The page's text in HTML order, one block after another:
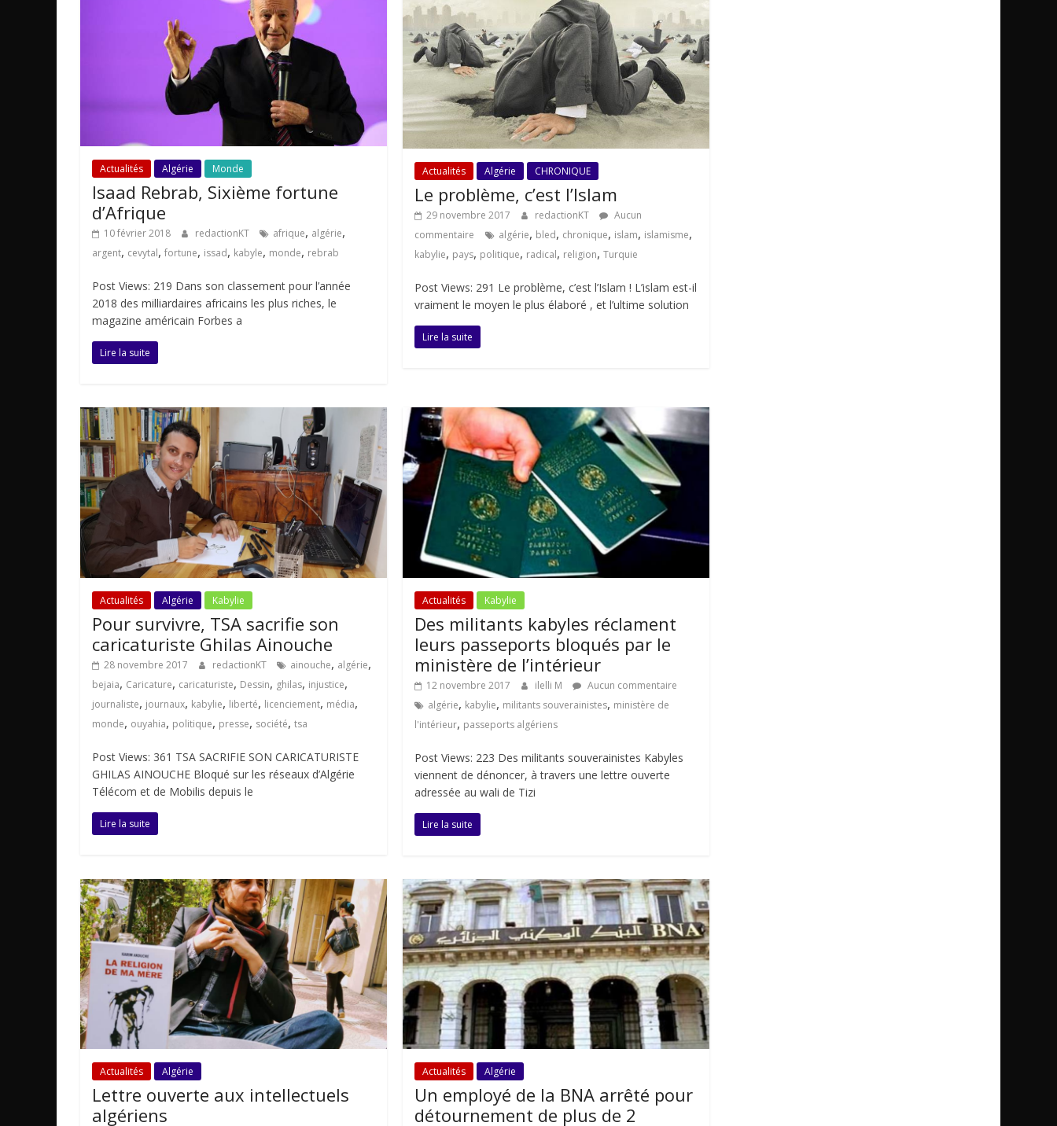
Actualités Algérie Monde
Isaad Rebrab, Sixième fortune
d’Afrique
10 février 2018 redactionKT afrique, algérie,
argent, cevytal, fortune, issad, kabyle, monde, rebrab
Post Views: 219 Dans son classement pour l’année
2018 des milliardaires africains les plus riches, le
magazine américain Forbes a
Lire la suite
Actualités Algérie CHRONIQUE
Le problème, c’est l’Islam
29 novembre 2017 redactionKT
Aucun
commentaire
algérie, bled, chronique, islam, islamisme,
kabylie, pays, politique, radical, religion,Turquie
Post Views: 291 Le problème, c’est l’Islam ! L’islam est-il
vraiment le moyen le plus élaboré , et l’ultime solution
Lire la suite
Actualités Algérie Kabylie
Pour survivre, TSA sacrifie son
caricaturiste Ghilas Ainouche
28 novembre 2017 redactionKT ainouche, algérie,
bejaia, Caricature, caricaturiste, Dessin, ghilas, injustice,
journaliste, journaux, kabylie, liberté, licenciement, média,
monde, ouyahia, politique, presse, société, tsa
Post Views: 361 TSA SACRIFIE SON CARICATURISTE
GHILAS AINOUCHE Bloqué sur les réseaux d’Algérie
Télécom et de Mobilis depuis le
Lire la suite
Actualités Kabylie
Des militants kabyles réclament
leurs passeports bloqués par le
ministère de l’intérieur
12 novembre 2017 ilelli M
Aucun commentaire
algérie, kabylie, militants souverainistes, ministère de
l'intérieur, passeports algériens
Post Views: 223 Des militants souverainistes Kabyles
viennent de dénoncer, à travers une lettre ouverte
adressée au wali de Tizi
Lire la suite
Actualités Algérie
Lettre ouverte aux intellectuels
algériens
Actualités Algérie
Un employé de la BNA arrêté pour
détournement de plus de 2